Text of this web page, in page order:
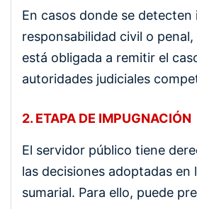
En casos donde se detecten
responsabilidad civil o
está obligada a remitir el
autoridades judiciales
2. ETAPA DE IMPUGNACIÓN
El servidor público tiene
las decisiones adoptadas en
sumarial. Para ello, puede